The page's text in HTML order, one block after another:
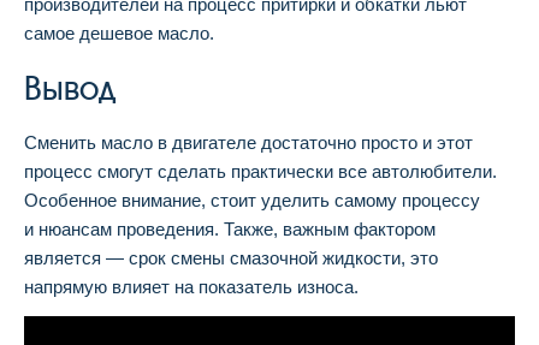
производителей на процесс притирки и обкатки льют
самое дешевое масло.
Вывод
Сменить масло в двигателе достаточно просто и этот
процесс смогут сделать практически все автолюбители.
Особенное внимание, стоит уделить самому процессу
и нюансам проведения. Также, важным фактором
является — срок смены смазочной жидкости, это
напрямую влияет на показатель износа.